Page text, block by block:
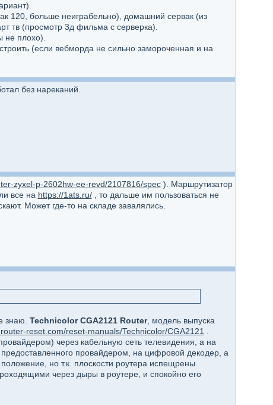
120, больше неиграбельно), домашний сервак (из
тв (просмотр 3д фильма с серверка).
не плохо).
(если вебморда не сильно замороченная и на
без нареканий.
zyxel-p-2602hw-ee-revd/2107816/spec). Маршрутизатор
все на https://1ats.ru/, то дальше им пользоваться не
Может где-то на складе завалялись.
знаю. Technicolor CGA2121 Router, модель выпуска
reset.com/reset-manuals/Technicolor/CGA2121
через кабельную сеть телевидения, а на
провайдером, на цифровой декодер, а
но т.к. плоскости роутера испещрены
через дыры в роутере, и спокойно его